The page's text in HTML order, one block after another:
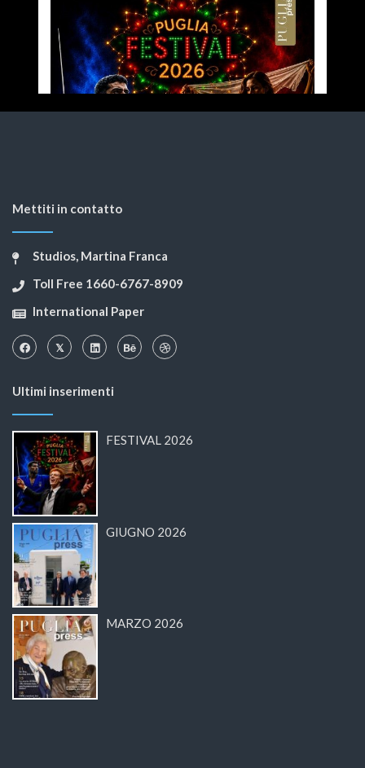
Mettiti in contatto
Studios, Martina Franca
Toll Free 1660-6767-8909
International Paper
Ultimi inserimenti
FESTIVAL 2026
GIUGNO 2026
MARZO 2026